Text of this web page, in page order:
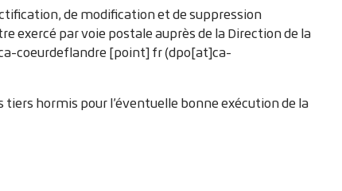
de modification et de suppression
exercé par voie postale auprès de la Direction de la
coeurdeflandre[point]fr(dpo[at]ca-
hormis pour l’éventuelle bonne exécution de la